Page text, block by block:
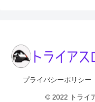
プライバシーポリシー
© 2022 トライ